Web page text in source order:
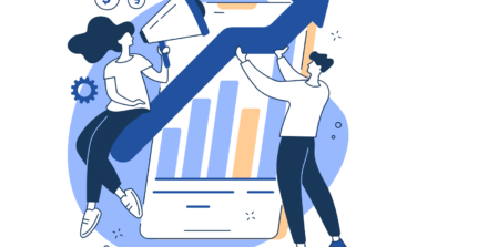
658
titres de presse référencés
72 800
avis publiés – 1er profil
d’acheteur
410 000
entreprises référencées
4 060 000
visites